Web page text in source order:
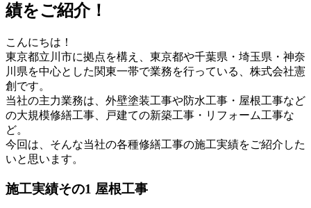
績をご紹介！
こんにちは！
東京都立川市に拠点を構え、東京都や千葉県・埼玉県・神奈
川県を中心とした関東一帯で業務を行っている、株式会社憲
創です。
当社の主力業務は、外壁塗装工事や防水工事・屋根工事など
の大規模修繕工事、戸建ての新築工事・リフォーム工事な
ど。
今回は、そんな当社の各種修繕工事の施工実績をご紹介した
いと思います。
施工実績その1 屋根工事